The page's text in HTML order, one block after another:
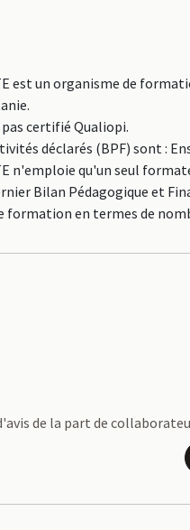
est un organisme de
certifié Qualiopi.
déclarés (BPF) sont :
n'emploie qu'un seul
Bilan Pédagogique et
formation en termes de
de la part de